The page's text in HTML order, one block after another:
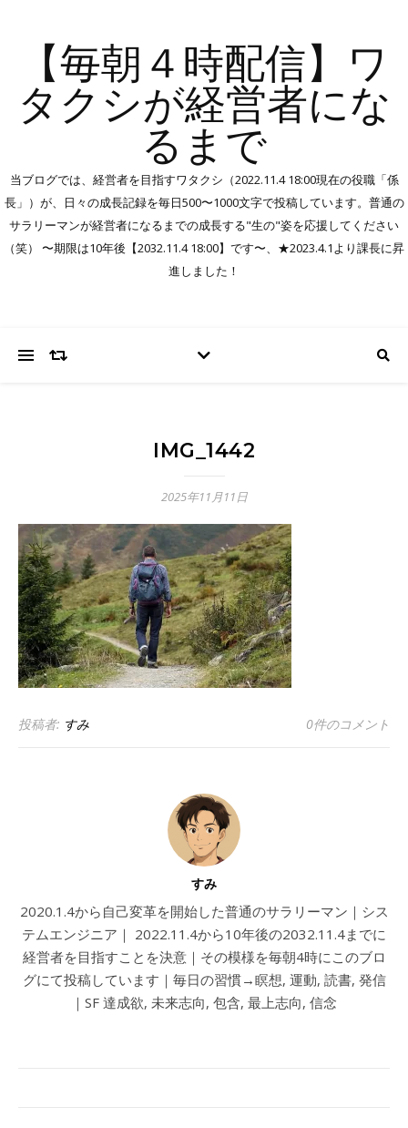
【毎朝４時配信】ワ
タクシが経営者にな
るまで
当ブログでは、経営者を目指すワタクシ（2022.11.4 18:00現在の役職「係
長」）が、日々の成長記録を毎日500〜1000文字で投稿しています。普通の
サラリーマンが経営者になるまでの成長する"生の"姿を応援してください
（笑） 〜期限は10年後【2032.11.4 18:00】です〜、★2023.4.1より課長に昇
進しました！
IMG_1442
2025年11月11日
投稿者: すみ 0件のコメント
すみ
2020.1.4から自己変革を開始した普通のサラリーマン｜シス
テムエンジニア｜ 2022.11.4から10年後の2032.11.4までに
経営者を目指すことを決意｜その模様を毎朝4時にこのブロ
グにて投稿しています｜毎日の習慣→瞑想, 運動, 読書, 発信
｜SF 達成欲, 未来志向, 包含, 最上志向, 信念